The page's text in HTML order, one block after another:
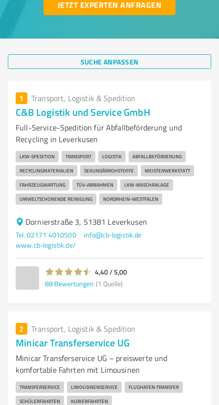
JETZT EXPERTEN ANFRAGEN
SUCHE ANPASSEN
1 Transport, Logistik & Spedition
C&B Logistik und Service GmbH
Full-Service-Spedition für Abfallbeförderung und
Recycling in Leverkusen
LKW-SPEDITION TRANSPORT LOGISTIK ABFALLBEFÖRDERUNG
RECYCLINGMATERIALIEN SEKUNDÄRROHSTOFFE MEISTERWERKSTATT
FAHRZEUGWARTUNG TÜV-ABNAHMEN LKW-WASCHANLAGE
UMWELTSCHONENDE REINIGUNG NORDRHEIN-WESTFALEN
Dornierstraße 3, 51381 Leverkusen
Tel. 02171 4010500
info@cb-logistik.de
www.cb-logistik.de/
4,40 / 5,00
88 Bewertungen (1 Quelle)
2 Transport, Logistik & Spedition
Minicar Transferservice UG
Minicar Transferservice UG – preiswerte und
komfortable Fahrten mit Limousinen
TRANSFERSERVICE LIMOUSINENSERVICE FLUGHAFEN-TRANSFER
SCHÜLERFAHRTEN KURIERFAHRTEN